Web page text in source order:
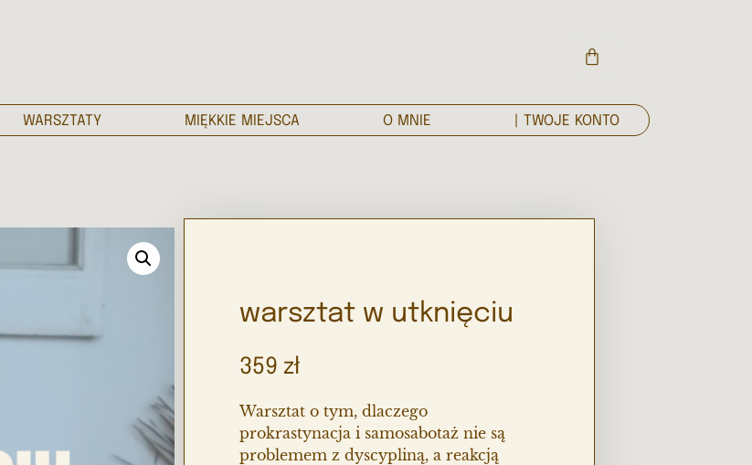
WARSZTATY MIĘKKIE MIEJSCA O MNIE | TWOJE KONTO
warsztat w utknięciu
359 zł
Warsztat o tym, dlaczego
prokrastynacja i samosabotaż nie są
problemem z dyscypliną, a reakcją